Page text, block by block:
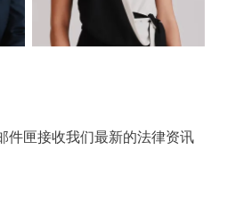
件匣接收我们最新的法律资讯